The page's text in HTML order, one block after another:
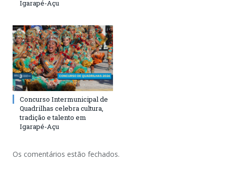
Igarapé-Açu
Concurso Intermunicipal de
Quadrilhas celebra cultura,
tradição e talento em
Igarapé-Açu
Os comentários estão fechados.